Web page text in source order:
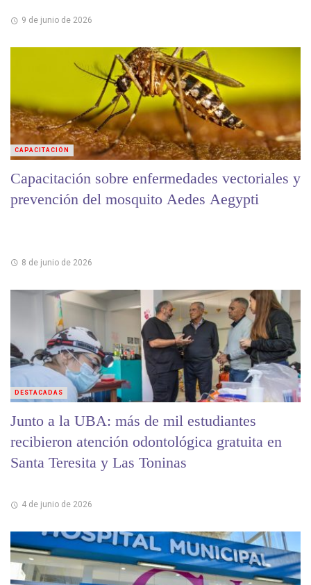
9 de junio de 2026
Capacitación sobre enfermedades vectoriales y
prevención del mosquito Aedes Aegypti
8 de junio de 2026
CAPACITACIÓN
Junto a la UBA: más de mil estudiantes
recibieron atención odontológica gratuita en
Santa Teresita y Las Toninas
4 de junio de 2026
DESTACADAS